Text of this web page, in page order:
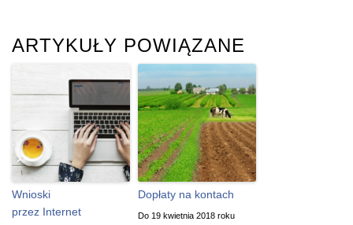
ARTYKUŁY POWIĄZANE
Wnioski
przez Internet
Dopłaty na kontach
Do 19 kwietnia 2018 roku